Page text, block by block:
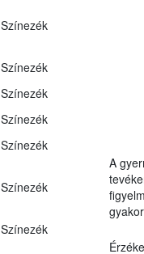
Színezék
Színezék
Színezék
Színezék
Színezék
Színezék
A
Színezék